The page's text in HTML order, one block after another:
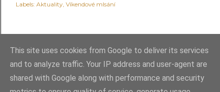
Labels: Aktuality Víkendové mlsání
Používá technologii služby Blogger
This site uses cookies from Google to deliver its services
and to analyze traffic. Your IP address and user-agent are
shared with Google along with performance and security